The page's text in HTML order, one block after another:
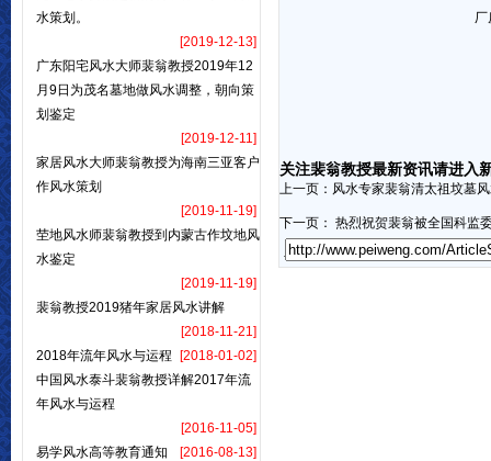
水策划。
[2019-12-13]
广东阳宅风水大师裴翁教授2019年12
月9日为茂名墓地做风水调整，朝向策
划鉴定
[2019-12-11]
家居风水大师裴翁教授为海南三亚客户
作风水策划
[2019-11-19]
茔地风水师裴翁教授到内蒙古作坟地风
水鉴定
[2019-11-19]
裴翁教授2019猪年家居风水讲解
[2018-11-21]
2018年流年风水与运程
[2018-01-02]
中国风水泰斗裴翁教授详解2017年流
年风水与运程
[2016-11-05]
易学风水高等教育通知
[2016-08-13]
关注裴翁教授最新资讯请进入
上一页： 风水专家裴翁清太祖坟墓
下一页： 热烈祝贺裴翁被全国科监